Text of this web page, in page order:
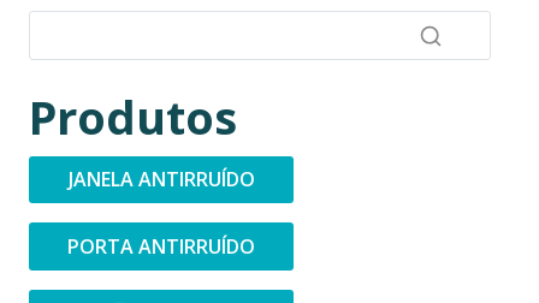
Produtos
JANELA ANTIRRUÍDO
PORTA ANTIRRUÍDO